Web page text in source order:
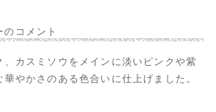
コメント
カスミソウをメインに淡いピンクや紫
やかさのある色合いに仕上げました。